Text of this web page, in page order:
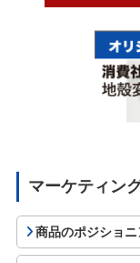
マーケティン
商品のポジショニ